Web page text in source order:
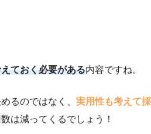
ておく必要がある内容ですね。
るのではなく、 実用性も考えて採
は減ってくるでしょう！